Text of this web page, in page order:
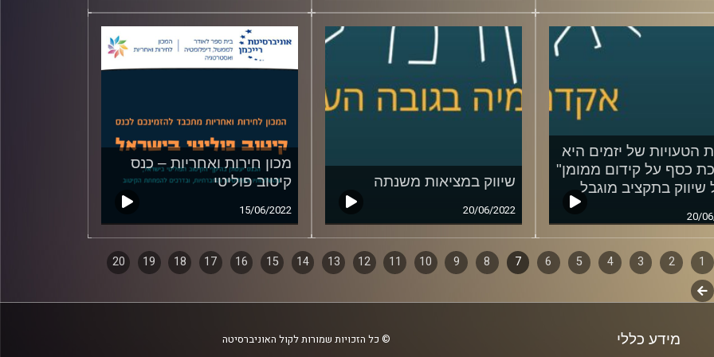
26/06/2022
הטעויות של יזמים היא
כסף על קידום ממומן"
שיווק בתקציב מוגבל
20/
שיווק במציאות משנתה
20/06/2022
מכון חירות ואחריות – כנס
קיטוב פוליטי
15/06/2022
1
2
3
4
5
6
7
8
9
10
11
12
13
14
15
16
17
18
19
20
לשלב
מידע כללי © כל הזכויות שמורות לקול האוניברסיטה